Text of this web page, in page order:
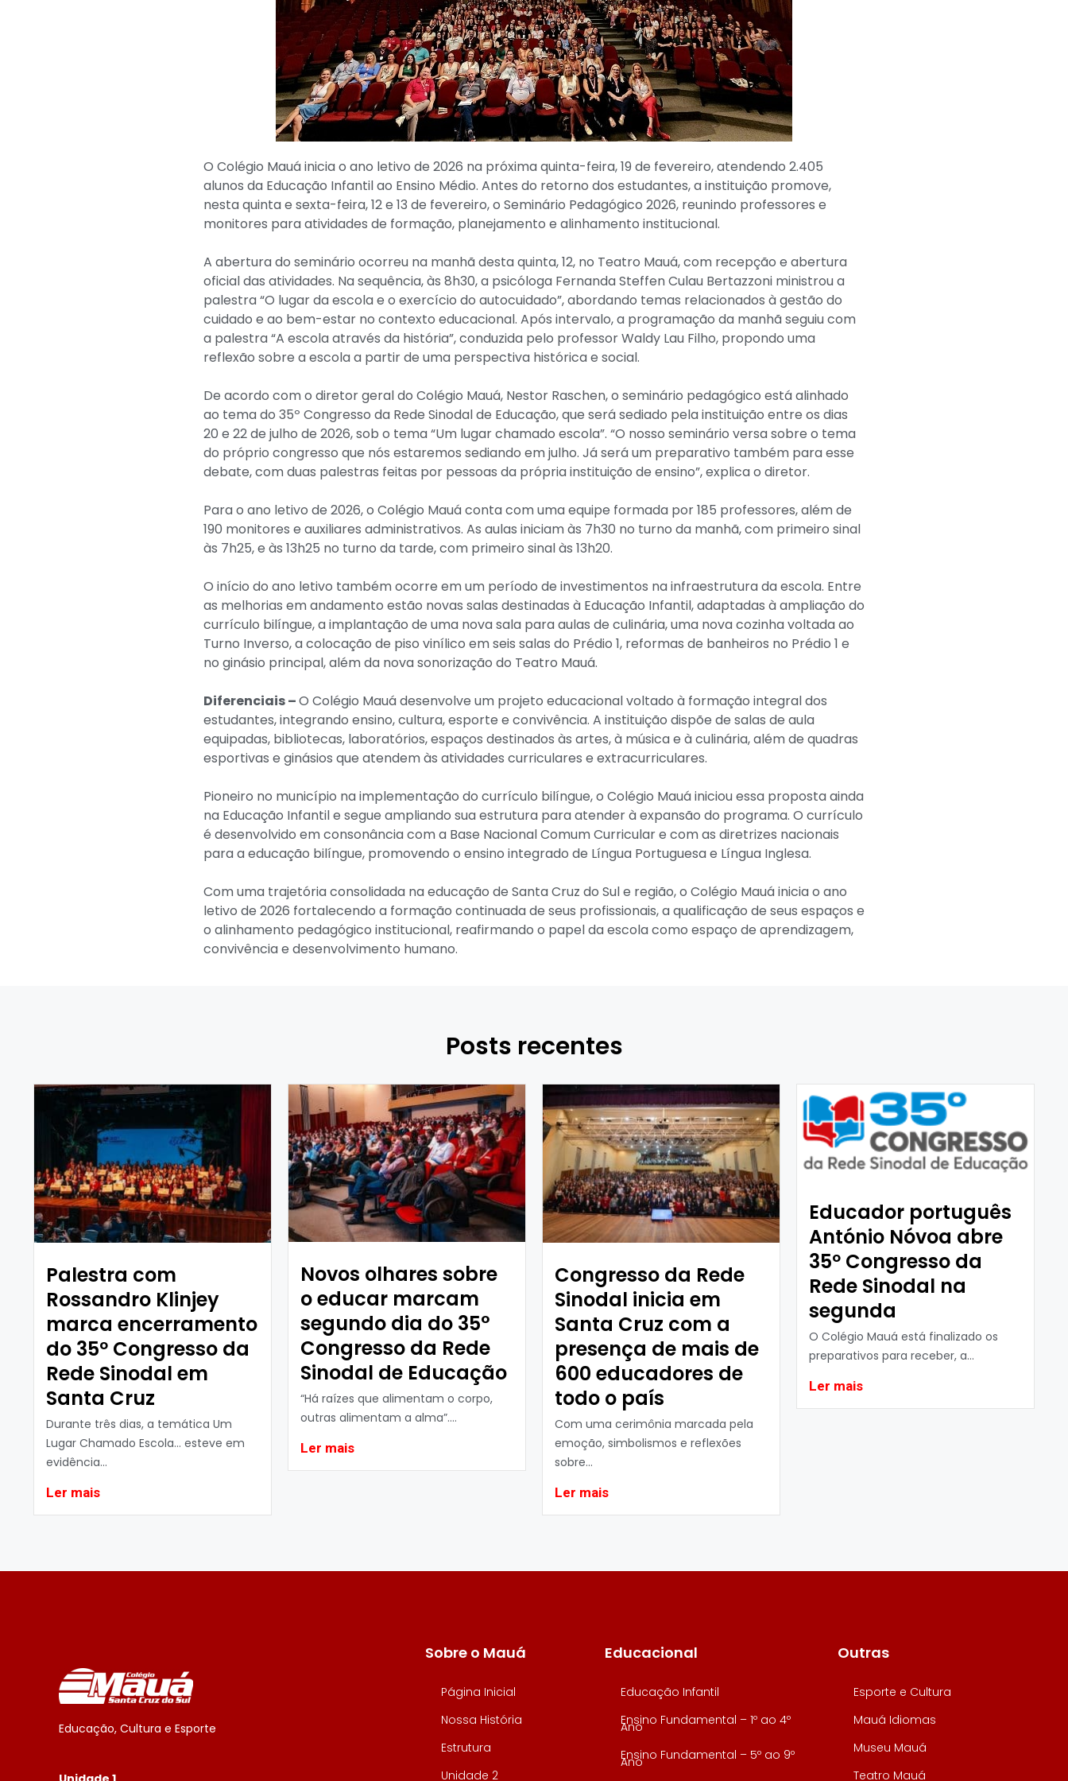
O Colégio Mauá inicia o ano letivo de 2026 na próxima quinta-feira, 19 de fevereiro, atendendo 2.405
alunos da Educação Infantil ao Ensino Médio. Antes do retorno dos estudantes, a instituição promove,
nesta quinta e sexta-feira, 12 e 13 de fevereiro, o Seminário Pedagógico 2026, reunindo professores e
monitores para atividades de formação, planejamento e alinhamento institucional.
A abertura do seminário ocorreu na manhã desta quinta, 12, no Teatro Mauá, com recepção e abertura
oficial das atividades. Na sequência, às 8h30, a psicóloga Fernanda Steffen Culau Bertazzoni ministrou a
palestra “O lugar da escola e o exercício do autocuidado”, abordando temas relacionados à gestão do
cuidado e ao bem-estar no contexto educacional. Após intervalo, a programação da manhã seguiu com
a palestra “A escola através da história”, conduzida pelo professor Waldy Lau Filho, propondo uma
reflexão sobre a escola a partir de uma perspectiva histórica e social.
De acordo com o diretor geral do Colégio Mauá, Nestor Raschen, o seminário pedagógico está alinhado
ao tema do 35º Congresso da Rede Sinodal de Educação, que será sediado pela instituição entre os dias
20 e 22 de julho de 2026, sob o tema “Um lugar chamado escola”. “O nosso seminário versa sobre o tema
do próprio congresso que nós estaremos sediando em julho. Já será um preparativo também para esse
debate, com duas palestras feitas por pessoas da própria instituição de ensino”, explica o diretor.
Para o ano letivo de 2026, o Colégio Mauá conta com uma equipe formada por 185 professores, além de
190 monitores e auxiliares administrativos. As aulas iniciam às 7h30 no turno da manhã, com primeiro sinal
às 7h25, e às 13h25 no turno da tarde, com primeiro sinal às 13h20.
O início do ano letivo também ocorre em um período de investimentos na infraestrutura da escola. Entre
as melhorias em andamento estão novas salas destinadas à Educação Infantil, adaptadas à ampliação do
currículo bilíngue, a implantação de uma nova sala para aulas de culinária, uma nova cozinha voltada ao
Turno Inverso, a colocação de piso vinílico em seis salas do Prédio 1, reformas de banheiros no Prédio 1 e
no ginásio principal, além da nova sonorização do Teatro Mauá.
Diferenciais –O Colégio Mauá desenvolve um projeto educacional voltado à formação integral dos
estudantes, integrando ensino, cultura, esporte e convivência. A instituição dispõe de salas de aula
equipadas, bibliotecas, laboratórios, espaços destinados às artes, à música e à culinária, além de quadras
esportivas e ginásios que atendem às atividades curriculares e extracurriculares.
Pioneiro no município na implementação do currículo bilíngue, o Colégio Mauá iniciou essa proposta ainda
na Educação Infantil e segue ampliando sua estrutura para atender à expansão do programa. O currículo
é desenvolvido em consonância com a Base Nacional Comum Curricular e com as diretrizes nacionais
para a educação bilíngue, promovendo o ensino integrado de Língua Portuguesa e Língua Inglesa.
Com uma trajetória consolidada na educação de Santa Cruz do Sul e região, o Colégio Mauá inicia o ano
letivo de 2026 fortalecendo a formação continuada de seus profissionais, a qualificação de seus espaços e
o alinhamento pedagógico institucional, reafirmando o papel da escola como espaço de aprendizagem,
convivência e desenvolvimento humano.
Posts recentes
Palestra com
Rossandro Klinjey
marca encerramento
do 35º Congresso da
Rede Sinodal em
Santa Cruz
Durante três dias, a temática Um
Lugar Chamado Escola… esteve em
evidência...
Ler mais
Novos olhares sobre
o educar marcam
segundo dia do 35°
Congresso da Rede
Sinodal de Educação
“Há raízes que alimentam o corpo,
outras alimentam a alma”....
Ler mais
Congresso da Rede
Sinodal inicia em
Santa Cruz com a
presença de mais de
600 educadores de
todo o país
Com uma cerimônia marcada pela
emoção, simbolismos e reflexões
sobre...
Ler mais
Educador português
António Nóvoa abre
35º Congresso da
Rede Sinodal na
segunda
O Colégio Mauá está finalizado os
preparativos para receber, a...
Ler mais
Educação, Cultura e Esporte
Sobre o Mauá
Página Inicial
Nossa História
Estrutura
Unidade 2
Educacional
Educação Infantil
Ensino Fundamental – 1º ao 4º
Ano
Ensino Fundamental – 5º ao 9º
Ano
Outras
Esporte e Cultura
Mauá Idiomas
Museu Mauá
Teatro Mauá